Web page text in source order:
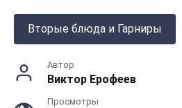
Вторые блюда и Гарниры
Автор
Виктор Ерофеев
Просмотры